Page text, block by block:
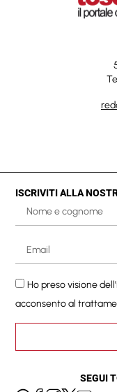
ISCRIVITI ALLA
Ho preso visione
acconsento al
SEGUI